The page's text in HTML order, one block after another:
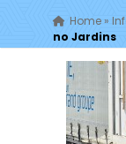
Home»
no Jardins